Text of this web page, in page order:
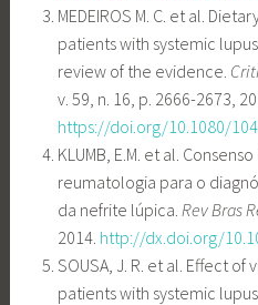
MEDEIROS M. C. et al.
patients with systemic
review of the evidence.
v. 59, n. 16, p. 2666-2673,
https://doi.org/10.1080/
KLUMB, E.M. et al.
reumatologia para o
da nefrite lúpica. Rev Bras
2014. http://dx.doi.org/
SOUSA, J. R. et al. Effect
patients with systemic